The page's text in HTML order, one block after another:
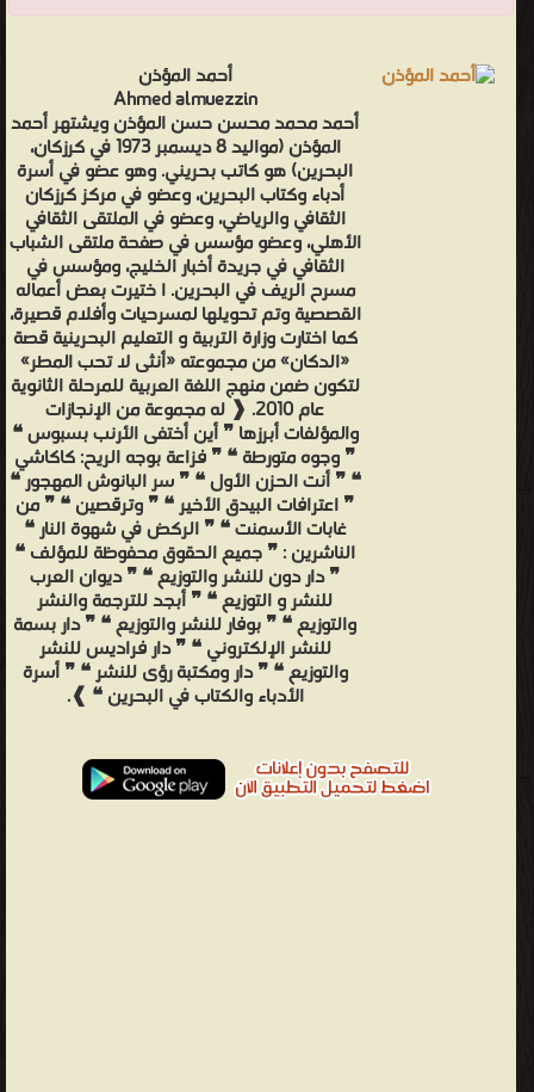
أحمد المؤذن
Ahmed almuezzin
أحمد محمد محسن حسن المؤذن ويشتهر أحمد
المؤذن (مواليد 8 ديسمبر 1973 في كرزكان،
البحرين) هو كاتب بحريني. وهو عضو في أسرة
أدباء وكتاب البحرين، وعضو في مركز كرزكان
الثقافي والرياضي، وعضو في الملتقى الثقافي
الأهلي، وعضو مؤسس في صفحة ملتقى الشباب
الثقافي في جريدة أخبار الخليج، ومؤسس في
مسرح الريف في البحرين. ا ختيرت بعض أعماله
القصصية وتم تحويلها لمسرحيات وأفلام قصيرة،
كما اختارت وزارة التربية و التعليم البحرينية قصة
«الدكان» من مجموعته «أنثى لا تحب المطر»
لتكون ضمن منهج اللغة العربية للمرحلة الثانوية
عام 2010. ❰ له مجموعة من الإنجازات
والمؤلفات أبرزها ❞ أين أختفى الأرنب بسبوس ❝
❞ وجوه متورطة ❝ ❞ فزاعة بوجه الريح: كاكاشي
❝ ❞ أنت الحزن الأول ❝ ❞ سر البانوش المهجور ❝
❞ اعترافات البيدق الأخير ❝ ❞ وترقصين ❝ ❞ من
غابات الأسمنت ❝ ❞ الركض في شهوة النار ❝
الناشرين : ❞ جميع الحقوق محفوظة للمؤلف ❝
❞ دار دون للنشر والتوزيع ❝ ❞ ديوان العرب
للنشر و التوزيع ❝ ❞ أبجد للترجمة والنشر
والتوزيع ❝ ❞ بوفار للنشر والتوزيع ❝ ❞ دار بسمة
للنشر الإلكتروني ❝ ❞ دار فراديس للنشر
والتوزيع ❝ ❞ دار ومكتبة رؤى للنشر ❝ ❞ أسرة
الأدباء والكتاب في البحرين ❝ ❱.